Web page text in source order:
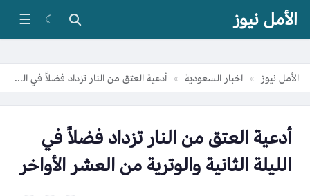
الأمل نيوز ☾
☰
الأمل نيوز » اخبار السعودية » أدعية العتق من النار تزداد فضلاً في الليلة الثانية والوترية من العشر الأواخر
أدعية العتق من النار تزداد فضلاً في
الليلة الثانية والوترية من العشر الأواخر